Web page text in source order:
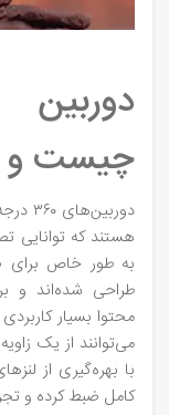
چیست و
هستند که توانایی
به طور خاص برای
طراحی شده‌اند و
محتوا بسیار
با بهره‌گیری از
کامل ضبط کرده و